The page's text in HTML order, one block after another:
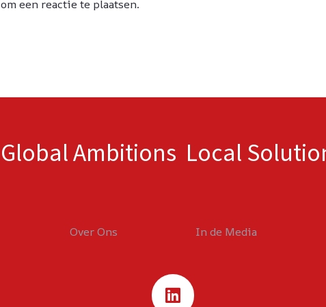
om een reactie te plaatsen.
Global Ambitions Local
Over Ons In de Media